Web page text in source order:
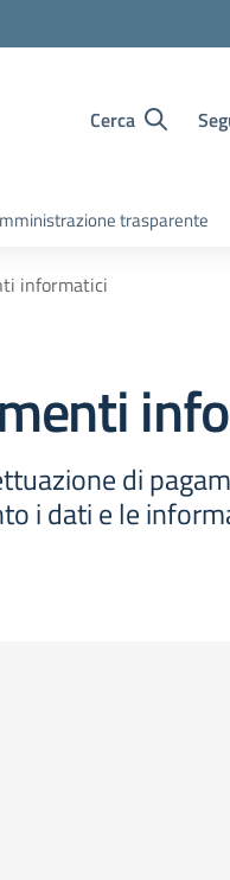
Cerca
trasparente
informatici
di
i dati e le